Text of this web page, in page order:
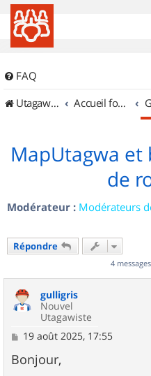
FAQ
UtagawaVTT (Randos VTT et VTTAE avec traces GPS)
Accueil forum
MapUtagwa et
de
Modérateur : Modérateurs
Répondre
4
gulligris
Nouvel
Utagawiste
M
s
s
19 août 2025, 17:55
Bonjour,